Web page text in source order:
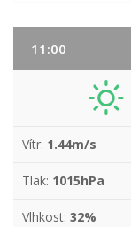
11:00
Vítr: 1.44m/s
Tlak: 1015hPa
Vlhkost: 32%